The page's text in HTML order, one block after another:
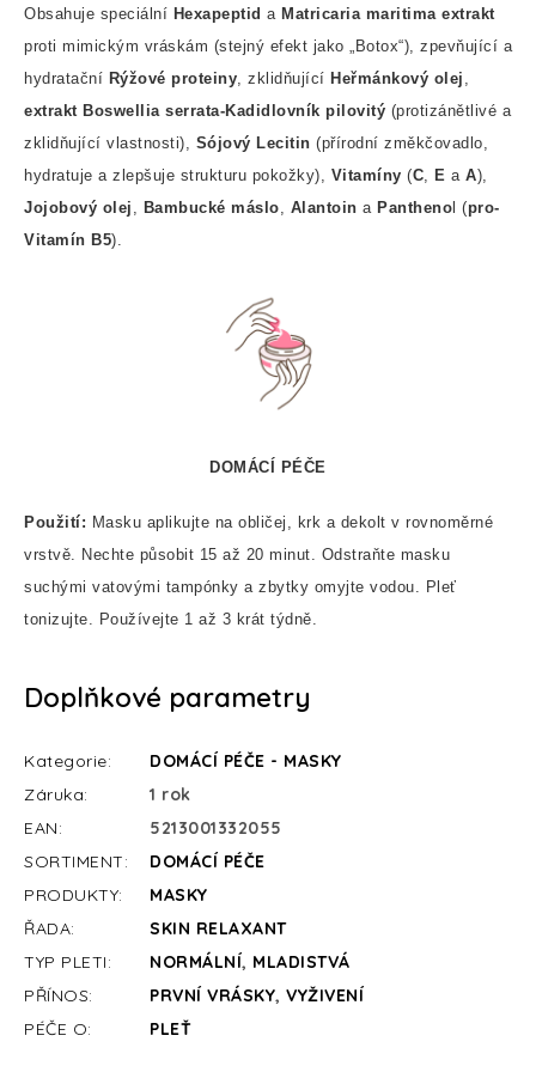
Obsahuje speciální Hexapeptid a Matricaria maritima extrakt
proti mimickým vráskám (stejný efekt jako „Botox“), zpevňující a
hydratační Rýžové proteiny , zklidňující Heřmánkový olej
extrakt Boswellia serrata-Kadidlovník pilovitý (protizánětlivé a
zklidňující vlastnosti), Sójový Lecitin (přírodní změkčovadlo,
hydratuje a zlepšuje strukturu pokožky), Vitamíny (C E a A),
Jojobový olej
Bambucké máslo Alantoin a Pantheno l (pro-
Vitamín B5).
DOMÁCÍ PÉČE
Použití: Masku aplikujte na obličej, krk a dekolt v rovnoměrné
vrstvě. Nechte působit 15 až 20 minut. Odstraňte masku
suchými vatovými tampónky a zbytky omyjte vodou. Pleť
tonizujte. Používejte 1 až 3 krát týdně.
Doplňkové parametry
Kategorie:
DOMÁCÍ PÉČE - MASKY
Záruka:
1 rok
EAN:
5213001332055
SORTIMENT:
DOMÁCÍ PÉČE
PRODUKTY:
MASKY
ŘADA:
SKIN RELAXANT
TYP PLETI: NORMÁLNÍ, MLADISTVÁ
PŘÍNOS: PRVNÍ VRÁSKY, VYŽIVENÍ
PÉČE O: PLEŤ